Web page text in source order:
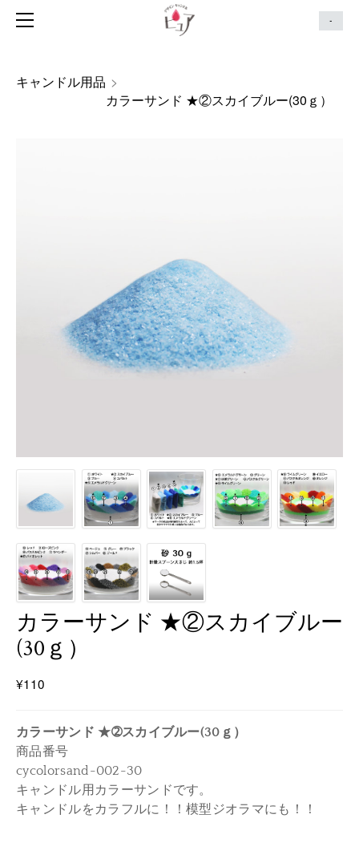
-
キャンドル用品 >
カラーサンド ★②スカイブルー(30ｇ）
カラーサンド ★②スカイブルー
(30ｇ）
¥110
カラーサンド ★➁スカイブルー(30ｇ）
商品番号
cycolorsand-002-30
キャンドル用カラーサンドです。
キャンドルをカラフルに！！模型ジオラマにも！！
HOME
ガラス細工